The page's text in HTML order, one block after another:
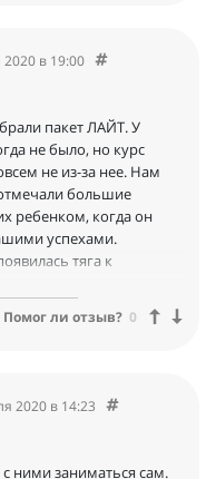
совсем небольшая, и
через 8 дней Артем
в курсе четко и
объясняются с
законов. Особенно
Артем еще и
Спасибо авторам
2020 в 19:00
пакет ЛАЙТ. У
не было, но курс
не из-за нее. Нам
большие
ребенком, когда он
успехами.
тяга к
записать его в
А еще он стал
происходит из-за
стимулирует
что мы под
Помог ли отзыв? 0
2020 в 14:23
ними заниматься сам.